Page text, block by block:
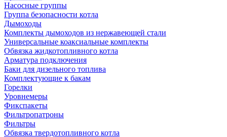
Насосные группы
Группа безопасности котла
Дымоходы
Комплекты дымоходов из нержавеющей стали
Универсальные коаксиальные комплекты
Обвязка жидкотопливного котла
Арматура подключения
Баки для дизельного топлива
Комплектующие к бакам
Горелки
Уровнемеры
Фикспакеты
Фильтропатроны
Фильтры
Обвязка твердотопливного котла